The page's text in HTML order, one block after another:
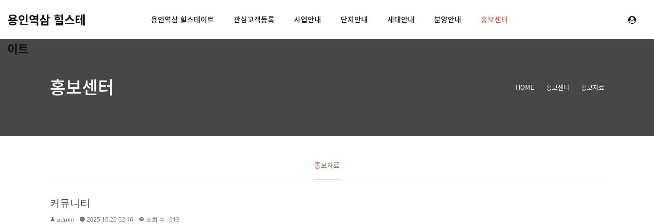
용인역삼 힐스테
이트
용인역삼 힐스테이트 관심고객등록 사업안내 단지안내 세대안내 분양안내 홍보센터
홍보센터 HOME 홍보센터 홍보자료
홍보자료
커뮤니티
admin 2025.10.20 02:16 조회 수 : 919